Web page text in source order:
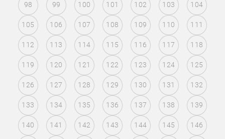
98 99 100 101 102 103 104
105 106 107 108 109 110 111
112 113 114 115 116 117 118
119 120 121 122 123 124 125
126 127 128 129 130 131 132
133 134 135 136 137 138 139
140 141 142 143 144 145 146